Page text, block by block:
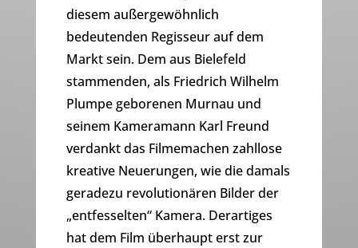
diesem außergewöhnlich
bedeutenden Regisseur auf dem
Markt sein. Dem aus Bielefeld
stammenden, als Friedrich Wilhelm
Plumpe geborenen Murnau und
seinem Kameramann Karl Freund
verdankt das Filmemachen zahllose
kreative Neuerungen, wie die damals
geradezu revolutionären Bilder der
„entfesselten“ Kamera. Derartiges
hat dem Film überhaupt erst zur